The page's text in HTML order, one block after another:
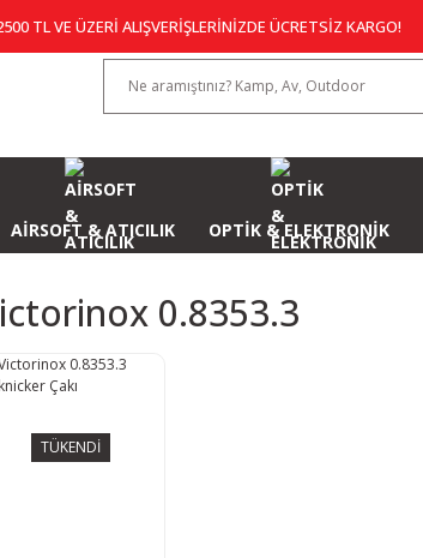
TL VE ÜZERİ ALIŞVERİŞLERİNİZDE ÜCRETSİZ KARGO!
AİRSOFT & ATICILIK OPTİK & ELEKTRONİK
0.8353.3
TÜKENDİ